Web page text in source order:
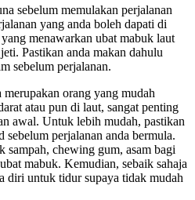
sebelum memulakan perjalanan
yang anda boleh dapati di
menawarkan ubat mabuk laut
Pastikan anda makan dahulu
sebelum perjalanan.
merupakan orang yang mudah
atau pun di laut, sangat penting
awal. Untuk lebih mudah, pastikan
perjalanan anda bermula.
chewing gum, asam bagi
mabuk. Kemudian, sebaik sahaja
diri untuk tidur supaya tidak mudah